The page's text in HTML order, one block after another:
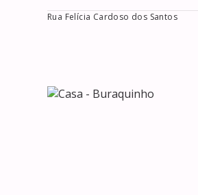
Rua Felícia Cardoso dos Santos